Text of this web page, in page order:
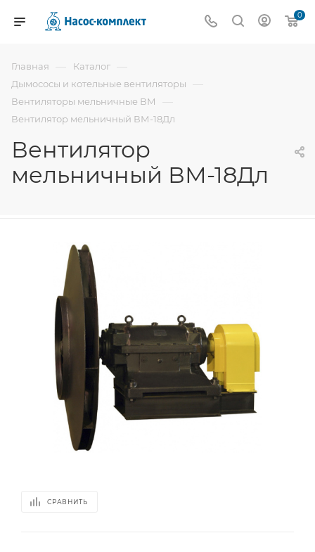
0
Главная — Каталог —
Дымососы и котельные вентиляторы —
Вентиляторы мельничные ВМ —
Вентилятор мельничный ВМ-18Дл
Вентилятор
мельничный ВМ-18Дл
СРАВНИТЬ